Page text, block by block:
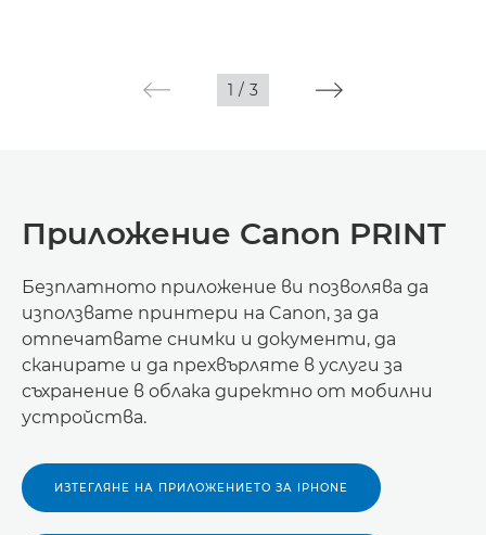
1 / 3
Приложение Canon PRINT
Безплатното приложение ви позволява да
използвате принтери на Canon, за да
отпечатвате снимки и документи, да
сканирате и да прехвърляте в услуги за
съхранение в облака директно от мобилни
устройства.
ИЗТЕГЛЯНЕ НА ПРИЛОЖЕНИЕТО ЗА IPHONE